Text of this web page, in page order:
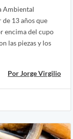
Ambiental
13 años que
encima del cupo
las piezas y los
Por Jorge Virgilio